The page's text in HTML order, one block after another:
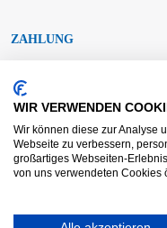
ZAHLUNG
SOCIAL MEDIA
WIR VERWENDEN
Wir können diese zur Analyse
Webseite zu verbessern,
großartiges Webseiten-
von uns verwendeten Cookies